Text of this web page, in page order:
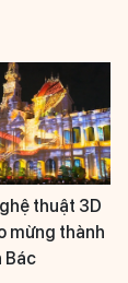
thuật 3D
mừng thành
Bác